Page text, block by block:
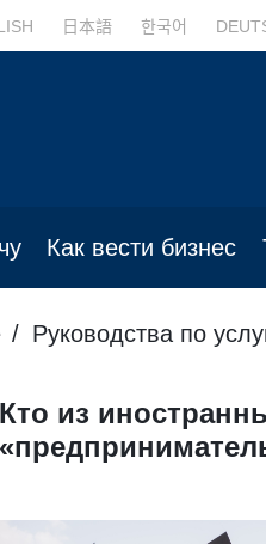
日本語 한국어
Как вести бизнес
Руководства по
Кто из